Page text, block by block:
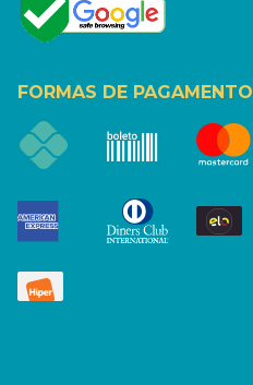
FORMAS DE PAGAMENTO